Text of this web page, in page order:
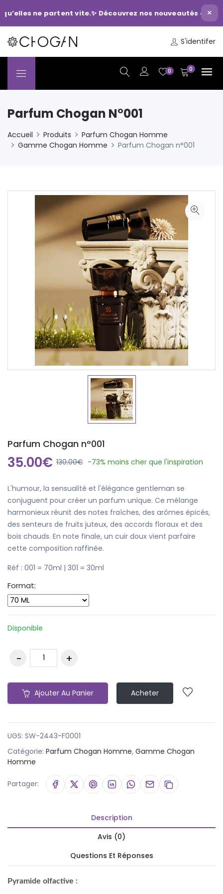
ne partent vite.✨ Découvrez nos nouveautés du ×
S'identifer
0 0
Parfum Chogan N°001
Accueil Produits
Parfum Chogan Homme
Gamme Chogan Homme
Parfum Chogan n°001
Parfum Chogan n°001
35.00€ 130.00€ -73% moins cher que l'inspiration
L'humour, la sensualité et l'élégance gentleman se
conjuguent pour créer un parfum unique. Ce mélange
harmonieux réunit des notes fraîches, des arômes épicés,
des senteurs de fruits juteux, des accords floraux et des
bois chauds. En note finale, un cuir doux vient parfaire
cette composition raffinée.
Réf : 001 = 70ml | 301 = 30ml
Format:
Disponible
Ajouter Au Panier Acheter
UGS: SW-2443-F0001
Catégorie: Parfum Chogan Homme, Gamme Chogan
Homme
Partager:
Description
Avis (0)
Questions Et Réponses
Pyramide olfactive :